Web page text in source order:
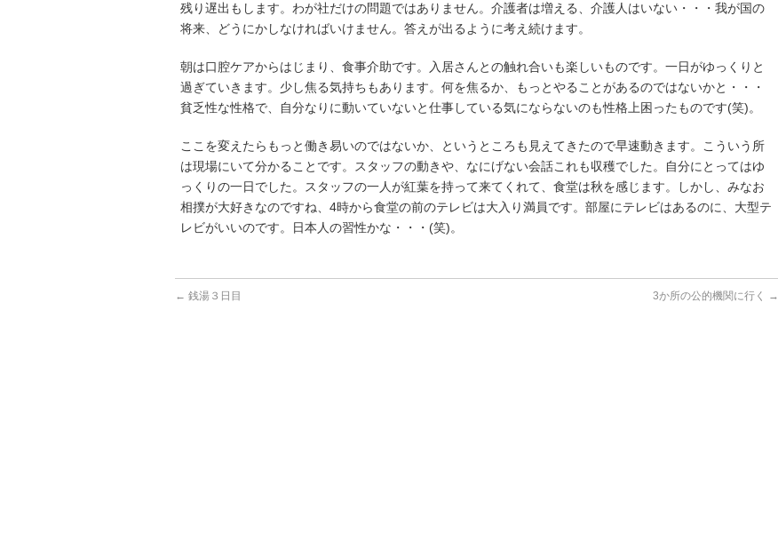
残り遅出もします。わが社だけの問題ではありません。介護者は増える、介護人はいない・・・我が国の
将来、どうにかしなければいけません。答えが出るように考え続けます。
朝は口腔ケアからはじまり、食事介助です。入居さんとの触れ合いも楽しいものです。一日がゆっくりと
過ぎていきます。少し焦る気持ちもあります。何を焦るか、もっとやることがあるのではないかと・・・
貧乏性な性格で、自分なりに動いていないと仕事している気にならないのも性格上困ったものです(笑)。
ここを変えたらもっと働き易いのではないか、というところも見えてきたので早速動きます。こういう所
は現場にいて分かることです。スタッフの動きや、なにげない会話これも収穫でした。自分にとってはゆ
っくりの一日でした。スタッフの一人が紅葉を持って来てくれて、食堂は秋を感じます。しかし、みなお
相撲が大好きなのですね、4時から食堂の前のテレビは大入り満員です。部屋にテレビはあるのに、大型テ
レビがいいのです。日本人の習性かな・・・(笑)。
← 銭湯３日目 3か所の公的機関に行く →